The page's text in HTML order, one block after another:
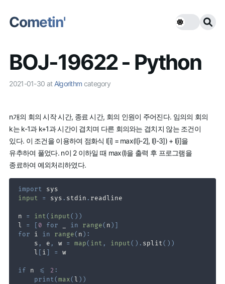
Cometin'
BOJ-19622 - Python
2021-01-30 at Algorithm category
n개의 회의 시작 시간, 종료 시간, 회의 인원이 주어진다. 임의의 회의
k는 k-1과 k+1과 시간이 겹치며 다른 회의와는 겹치지 않는 조건이
있다. 이 조건을 이용하여 점화식 l[i] = max(l[i-2], l[l-3]) + l[i]을
유추하여 풀었다. n이 2 이하일 때 max(l)을 출력 후 프로그램을
종료하여 예외처리하였다.
import
input
= sys . stdin .
n = int( input( ) )
l = [ 0 for in range( n ) ]
for i in range( n ) :
    s
, e , w = map( int , input( ) . split( ) )
    l
[ i ] =
if n <= 2 :
print(max(l ) )